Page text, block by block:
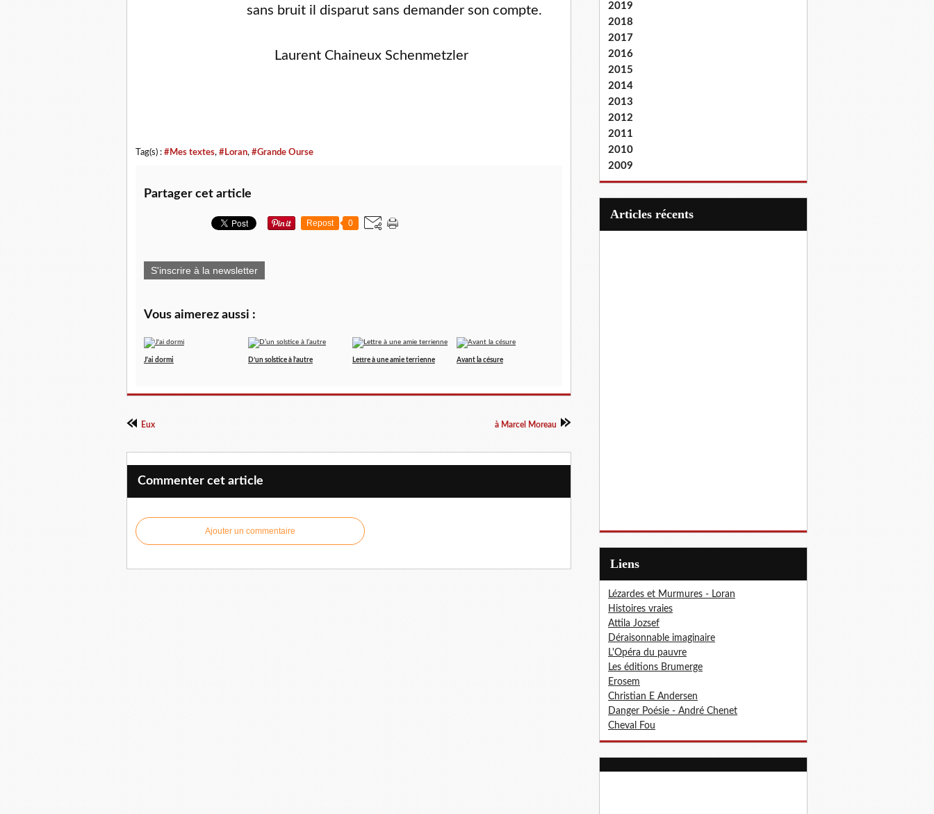
sans bruit il disparut sans demander son compte.
Laurent Chaineux Schenmetzler
Tag(s) : #Mes textes, #Loran, #Grande Ourse
Partager cet article
Repost 0
S'inscrire à la newsletter
Vous aimerez aussi :
J'ai dormi D’un solstice à l’autre Lettre à une amie terrienne Avant la césure
Eux à Marcel Moreau
Commenter cet article
Ajouter un commentaire
2019
2018
2017
2016
2015
2014
2013
2012
2011
2010
2009
articles récents
Liens
Lézardes et Murmures - Loran
Histoires vraies
Attila Jozsef
Déraisonnable imaginaire
L'Opéra du pauvre
Les éditions Brumerge
Erosem
Christian E Andersen
Danger Poésie - André Chenet
Cheval Fou